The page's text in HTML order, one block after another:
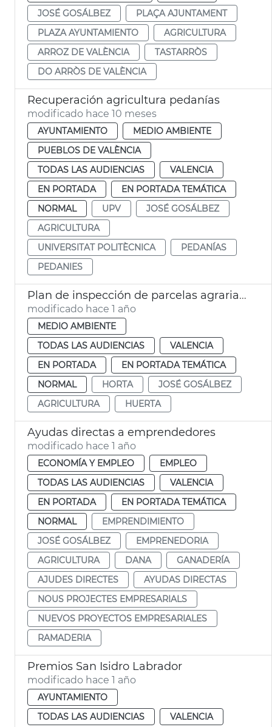
JOSÉ GOSÁLBEZ
PLAÇA AJUNTAMENT
PLAZA AYUNTAMIENTO
AGRICULTURA
ARROZ DE VALÈNCIA
TASTARRÒS
DO ARRÒS DE VALÈNCIA
Recuperación agricultura pedanías
modificado hace 10 meses
AYUNTAMIENTO
MEDIO AMBIENTE
PUEBLOS DE VALÈNCIA
TODAS LAS AUDIENCIAS
VALENCIA
EN PORTADA
EN PORTADA TEMÁTICA
NORMAL
UPV
JOSÉ GOSÁLBEZ
AGRICULTURA
UNIVERSITAT POLITÈCNICA
PEDANÍAS
PEDANIES
Plan de inspección de parcelas agrarias en València
modificado hace 1 año
MEDIO AMBIENTE
TODAS LAS AUDIENCIAS
VALENCIA
EN PORTADA
EN PORTADA TEMÁTICA
NORMAL
HORTA
JOSÉ GOSÁLBEZ
AGRICULTURA
HUERTA
Ayudas directas a emprendedores
modificado hace 1 año
ECONOMÍA Y EMPLEO
EMPLEO
TODAS LAS AUDIENCIAS
VALENCIA
EN PORTADA
EN PORTADA TEMÁTICA
NORMAL
EMPRENDIMIENTO
JOSÉ GOSÁLBEZ
EMPRENEDORIA
AGRICULTURA
DANA
GANADERÍA
AJUDES DIRECTES
AYUDAS DIRECTAS
NOUS PROJECTES EMPRESARIALS
NUEVOS PROYECTOS EMPRESARIALES
RAMADERIA
Premios San Isidro Labrador
modificado hace 1 año
AYUNTAMIENTO
TODAS LAS AUDIENCIAS
VALENCIA